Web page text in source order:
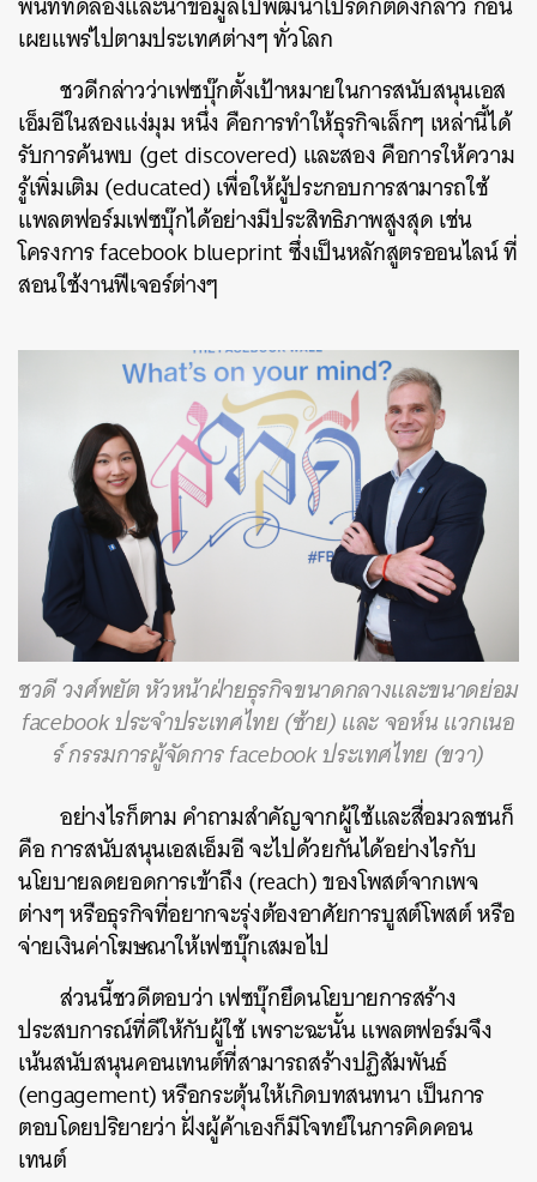
เผยแพร่ไปตามประเทศต่างๆ ทั่วโลก
ชวดีกล่าวว่าเฟซบุ๊กตั้งเป้าหมายในการสนับสนุนเอส
เอ็มอีในสองแง่มุม หนึ่ง คือการทำให้ธุรกิจเล็กๆ เหล่านี้ได้
รับการค้นพบ (get discovered) และสอง คือการให้ความ
รู้เพิ่มเติม (educated) เพื่อให้ผู้ประกอบการสามารถใช้
แพลตฟอร์มเฟซบุ๊กได้อย่างมีประสิทธิภาพสูงสุด เช่น
โครงการ facebook blueprint ซึ่งเป็นหลักสูตรออนไลน์ ที่
สอนใช้งานฟีเจอร์ต่างๆ
ชวดี วงศ์พยัต หัวหน้าฝ่ายธุรกิจขนาดกลางและขนาดย่อม
facebook ประจำประเทศไทย (ซ้าย) และ จอห์น แวกเนอ
ร์ กรรมการผู้จัดการ facebook ประเทศไทย (ขวา)
อย่างไรก็ตาม คำถามสำคัญจากผู้ใช้และสื่อมวลชนก็
คือ การสนับสนุนเอสเอ็มอี จะไปด้วยกันได้อย่างไรกับ
นโยบายลดยอดการเข้าถึง (reach) ของโพสต์จากเพจ
ต่างๆ หรือธุรกิจที่อยากจะรุ่งต้องอาศัยการบูสต์โพสต์ หรือ
จ่ายเงินค่าโฆษณาให้เฟซบุ๊กเสมอไป
ส่วนนี้ชวดีตอบว่า เฟซบุ๊กยึดนโยบายการสร้าง
ประสบการณ์ที่ดีให้กับผู้ใช้ เพราะฉะนั้นแพลตฟอร์มจึง
เน้นสนับสนุนคอนเทนต์ที่สามารถสร้างปฏิสัมพันธ์
(engagement) หรือกระตุ้นให้เกิดบทสนทนา เป็นการ
ตอบโดยปริยายว่า ฝั่งผู้ค้าเองก็มีโจทย์ในการคิดคอน
เทนต์